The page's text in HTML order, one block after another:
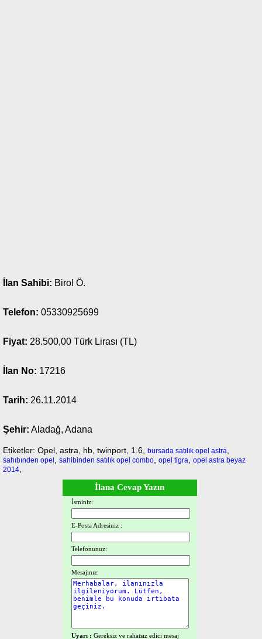
İlan Sahibi: Birol Ö.
Telefon: 05330925699
Fiyat: 28.500,00 Türk Lirası (TL)
İlan No: 17216
Tarih: 26.11.2014
Şehir: Aladağ, Adana
Etiketler: Opel, astra, hb, twinport, 1.6, bursada satılık opel astra
sahıbınden opel sahibinden satılık opel combo opel tigra opel astra beyaz
2014
İlana Cevap Yazın
İsminiz:
E-Posta Adresiniz :
Telefonunuz:
Mesajınız:
Uyarı : Gereksiz ve rahatsız edici mesaj